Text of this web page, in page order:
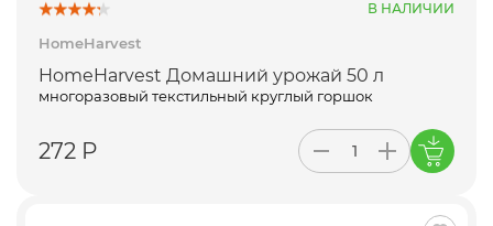
В НАЛИЧИИ
HomeHarvest
HomeHarvest Домашний урожай 50 л
многоразовый текстильный круглый горшок
272 Р